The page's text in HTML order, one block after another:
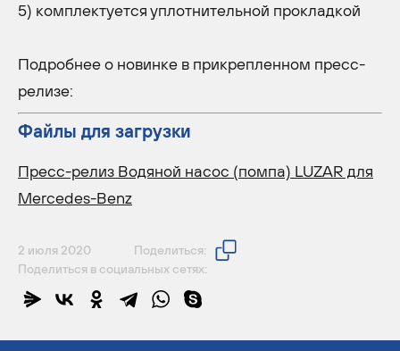
5) комплектуется уплотнительной прокладкой
Подробнее о новинке в прикрепленном пресс-
релизе:
Файлы для загрузки
Пресс-релиз Водяной насос (помпа) LUZAR для
Mercedes-Benz
2 июля 2020
Поделиться:
Поделиться в социальных сетях: